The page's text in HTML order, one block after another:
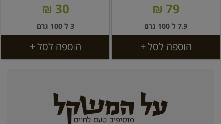
79 ₪
7.9 ל 100 גרם
הוספה לסל +
30 ₪
3 ל 100 גרם
הוספה לסל +